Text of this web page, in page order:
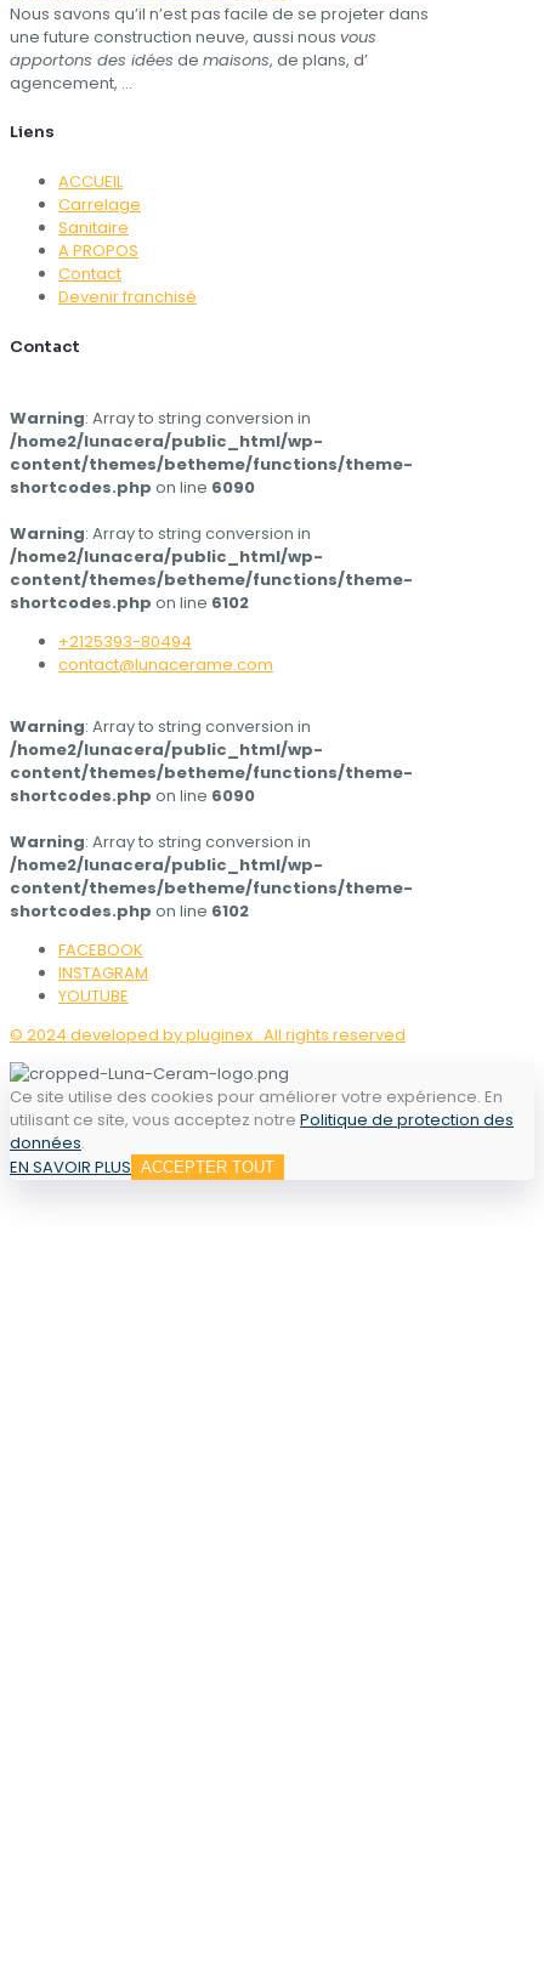
Nous savons qu’il n’est pas facile de se projeter dans
une future construction neuve, aussi nous vous
apportons des idées de maisons, de plans, d’​
agencement, …
Liens
ACCUEIL
Carrelage
Sanitaire
A PROPOS
Contact
Devenir franchisé
Contact
Warning: Array to string conversion in
/home2/lunacera/public_html/wp-
content/themes/betheme/functions/theme-
shortcodes.php on line 6090
Warning: Array to string conversion in
/home2/lunacera/public_html/wp-
content/themes/betheme/functions/theme-
shortcodes.php on line 6102
+2125393-80494
contact@lunacerame.com
Warning: Array to string conversion in
/home2/lunacera/public_html/wp-
content/themes/betheme/functions/theme-
shortcodes.php on line 6090
Warning: Array to string conversion in
/home2/lunacera/public_html/wp-
content/themes/betheme/functions/theme-
shortcodes.php on line 6102
FACEBOOK
INSTAGRAM
YOUTUBE
© 2024 developed by pluginex . All rights reserved
Ce site utilise des cookies pour améliorer votre expérience. En
utilisant ce site, vous acceptez notre Politique de protection des
données.
EN SAVOIR PLUS ACCEPTER TOUT